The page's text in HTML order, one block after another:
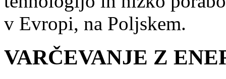
v Evropi, na Poljskem.
VARČEVANJE Z